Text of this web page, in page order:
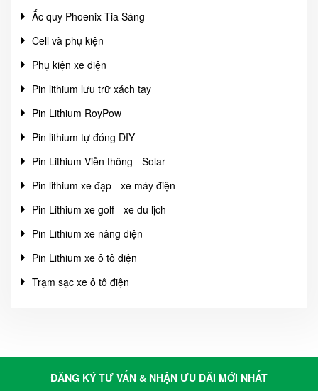
Ắc quy Phoenix Tia Sáng
Cell và phụ kiện
Phụ kiện xe điện
Pin lithium lưu trữ xách tay
Pin Lithium RoyPow
Pin lithium tự đóng DIY
Pin Lithium Viễn thông - Solar
Pin lithium xe đạp - xe máy điện
Pin Lithium xe golf - xe du lịch
Pin Lithium xe nâng điện
Pin Lithium xe ô tô điện
Trạm sạc xe ô tô điện
ĐĂNG KÝ TƯ VẤN & NHẬN ƯU ĐÃI MỚI NHẤT